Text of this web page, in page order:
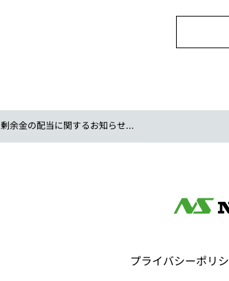
剰余金の配当に関するお知らせ...
プライバシーポリ